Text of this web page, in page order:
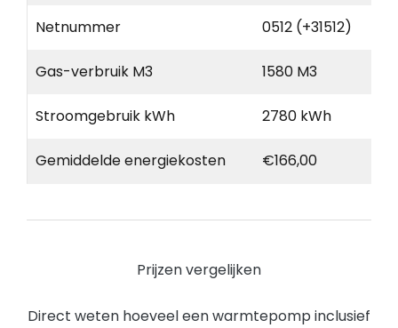
Netnummer 0512 (+31512)
Gas-verbruik M3 1580 M3
Stroomgebruik kWh 2780 kWh
Gemiddelde energiekosten €166,00
Prijzen vergelijken
Direct weten hoeveel een warmtepomp inclusief